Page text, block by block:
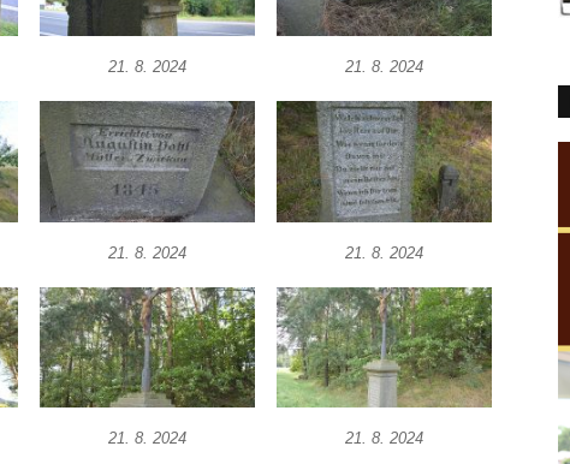
21. 8. 2024 21. 8. 2024
21. 8. 2024 21. 8. 2024
21. 8. 2024 21. 8. 2024